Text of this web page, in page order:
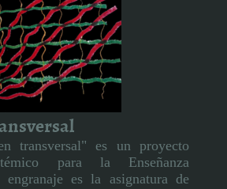
transversal" es un proyecto
para la Enseñanza
engranaje es la asignatura de